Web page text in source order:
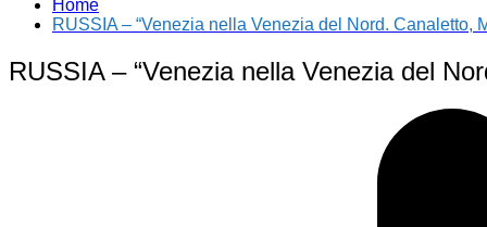
Home
RUSSIA – “Venezia nella Venezia del Nord. Canaletto,
RUSSIA – “Venezia nella Venezia del